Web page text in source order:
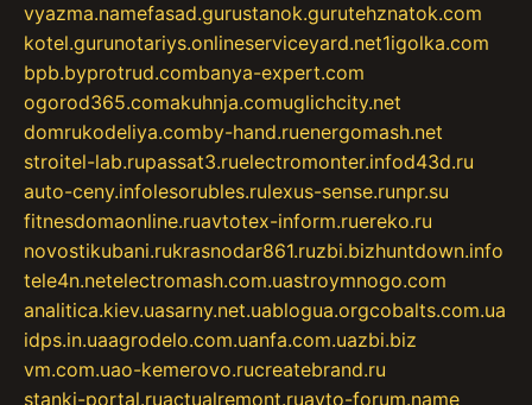
vyazma.namefasad.gurustanok.gurutehznatok.com
kotel.gurunotariys.onlineserviceyard.net1igolka.com
bpb.byprotrud.combanya-expert.com
ogorod365.comakuhnja.comuglichcity.net
domrukodeliya.comby-hand.ruenergomash.net
stroitel-lab.rupassat3.ruelectromonter.infod43d.ru
auto-ceny.infolesorubles.rulexus-sense.runpr.su
fitnesdomaonline.ruavtotex-inform.ruereko.ru
novostikubani.rukrasnodar861.ruzbi.bizhuntdown.info
tele4n.netelectromash.com.uastroymnogo.com
analitica.kiev.uasarny.net.uablogua.orgcobalts.com.ua
idps.in.uaagrodelo.com.uanfa.com.uazbi.biz
vm.com.uao-kemerovo.rucreatebrand.ru
stanki-portal.ruactualremont.ruavto-forum.name